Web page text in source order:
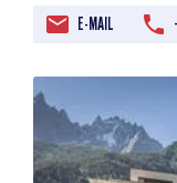
E-MAIL